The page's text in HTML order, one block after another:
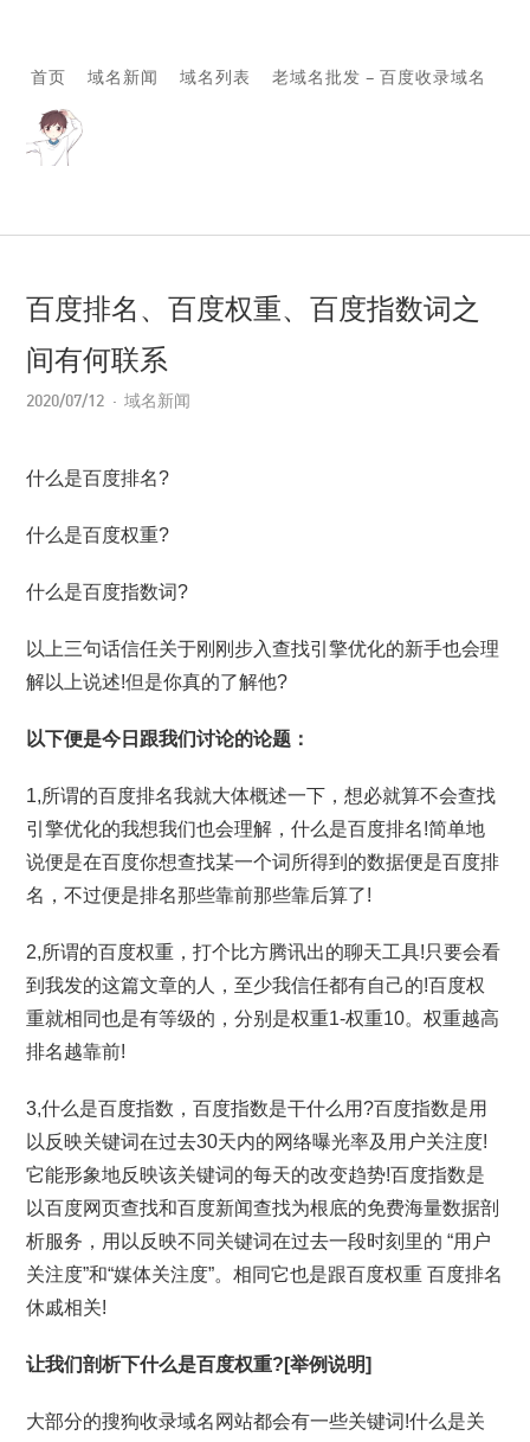
首页 域名新闻 域名列表 老域名批发 – 百度收录域名
百度排名、百度权重、百度指数词之
间有何联系
2020/07/12 域名新闻
什么是百度排名?
什么是百度权重?
什么是百度指数词?
以上三句话信任关于刚刚步入查找引擎优化的新手也会理
解以上说述!但是你真的了解他?
以下便是今日跟我们讨论的论题：
1,所谓的百度排名我就大体概述一下，想必就算不会查找
引擎优化的我想我们也会理解，什么是百度排名!简单地
说便是在百度你想查找某一个词所得到的数据便是百度排
名，不过便是排名那些靠前那些靠后算了!
2,所谓的百度权重，打个比方腾讯出的聊天工具!只要会看
到我发的这篇文章的人，至少我信任都有自己的!百度权
重就相同也是有等级的，分别是权重1-权重10。权重越高
排名越靠前!
3,什么是百度指数，百度指数是干什么用?百度指数是用
以反映关键词在过去30天内的网络曝光率及用户关注度!
它能形象地反映该关键词的每天的改变趋势!百度指数是
以百度网页查找和百度新闻查找为根底的免费海量数据剖
析服务，用以反映不同关键词在过去一段时刻里的 “用户
关注度”和“媒体关注度”。相同它也是跟百度权重 百度排名
休戚相关!
让我们剖析下什么是百度权重?[举例说明]
大部分的搜狗收录域名网站都会有一些关键词!什么是关